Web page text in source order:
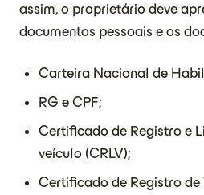
assim, o proprietário deve
documentos pessoais e os
Carteira Nacional de
RG e CPF;
Certificado de Registro e
veículo (CRLV);
Certificado de Registro de